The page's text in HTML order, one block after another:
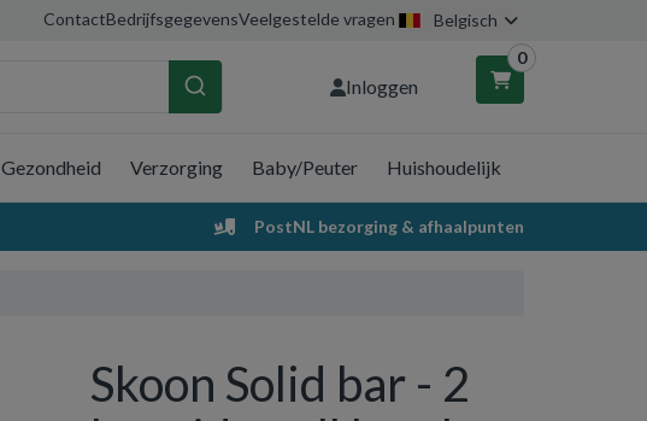
ContactBedrijfsgegevensVeelgestelde vragen Belgisch
Inloggen
0
Winkelwagen
Gezondheid Verzorging Baby/Peuter Huishoudelijk
PostNL bezorging & afhaalpunten
Skoon Solid bar - 2